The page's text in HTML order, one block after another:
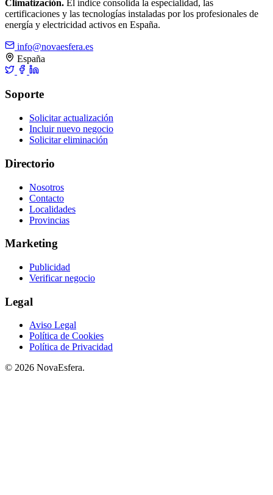
Climatización. El índice consolida la especialidad, las
certificaciones y las tecnologías instaladas por los profesionales de
energía y electricidad activos en España.
info@novaesfera.es
España
Soporte
Solicitar actualización
Incluir nuevo negocio
Solicitar eliminación
Directorio
Nosotros
Contacto
Localidades
Provincias
Marketing
Publicidad
Verificar negocio
Legal
Aviso Legal
Política de Cookies
Política de Privacidad
© 2026 NovaEsfera.